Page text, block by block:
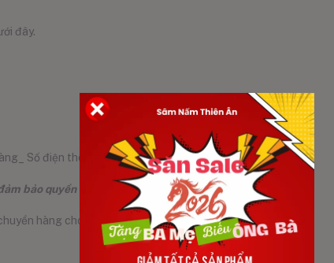
đây.
Số điện thoại
bảo quyền lợi.
hàng cho khách!